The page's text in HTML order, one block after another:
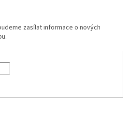
zasílat informace o nových